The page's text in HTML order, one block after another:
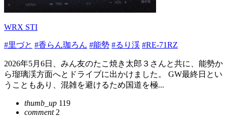
WRX STI
#里づと #香らん珈ろん #能勢 #るり渓 #RE-71RZ
2026年5月6日、みん友のたこ焼き太郎３さんと共に、能勢か
ら瑠璃渓方面へとドライブに出かけました。 GW最終日とい
うこともあり、混雑を避けるため国道を極...
thumb_up 119
comment2